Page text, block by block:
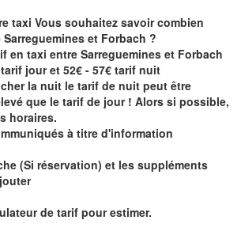
taxi Vous souhaitez savoircombien
et Forbach ?
en taxi entre Sarreguemines et Forbach
jour et 52€ - 57€ tarif nuit
la nuit le tarif de nuit peut être
que le tarif de jour ! Alors si possible,
horaires.
à titre d'information
(Si réservation) et les suppléments
de tarif pour estimer.